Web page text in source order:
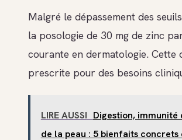
Malgré le dépassement des
la posologie de 30 mg de zinc
courante en dermatologie. Cette
prescrite pour des besoins
LIRE AUSSI Digestion,
de la peau : 5 bienfaits concrets